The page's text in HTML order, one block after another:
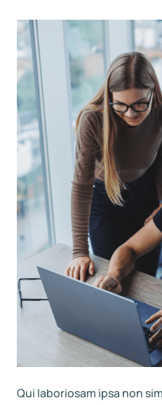
Qui laboriosam ipsa non